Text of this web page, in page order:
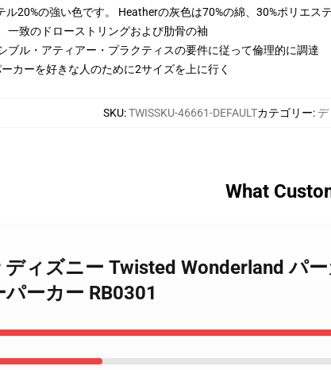
ル20%の強い色です。 Heatherの灰色は70%の綿、30%ポリエ
一致のドローストリングおよび肋骨の袖
ブル・アティアー・プラクティスの要件に従って倫理的に調達
カーを好きな人のために2サイズを上に行く
SKU:TWISSKU-46661-DEFAULTカテゴリー:デ
What
ィズニー Twisted Wonderland パ
ーカー RB0301